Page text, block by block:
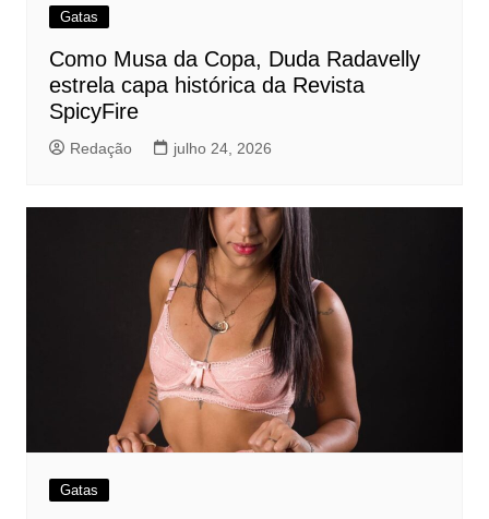
Gatas
Como Musa da Copa, Duda Radavelly
estrela capa histórica da Revista
SpicyFire
Redação julho 24, 2026
Gatas